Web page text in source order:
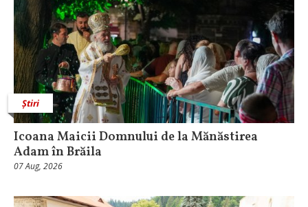
Știri
Icoana Maicii Domnului de la Mănăstirea
Adam în Brăila
07 Aug, 2026